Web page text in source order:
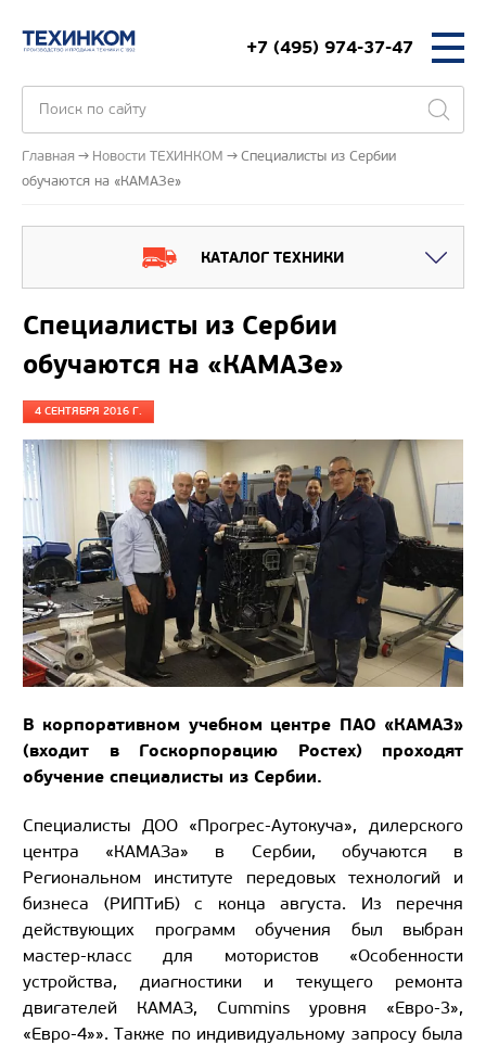
+7 (495) 974-37-47
Главная Новости ТЕХИНКОМ
Специалисты из Сербии
обучаются на «КАМАЗе»
КАТАЛОГ ТЕХНИКИ
Специалисты из Сербии
обучаются на «КАМАЗе»
4 СЕНТЯБРЯ 2016 Г.
В корпоративном учебном центре ПАО «КАМАЗ»
(входит в Госкорпорацию Ростех) проходят
обучение специалисты из Сербии.
Специалисты ДОО «Прогрес-Аутокуча», дилерского
центра «КАМАЗа» в Сербии, обучаются в
Региональном институте передовых технологий и
бизнеса (РИПТиБ) с конца августа. Из перечня
действующих программ обучения был выбран
мастер-класс для мотористов «Особенности
устройства, диагностики и текущего ремонта
двигателей КАМАЗ, Cummins уровня «Евро-3»,
«Евро-4»». Также по индивидуальному запросу была